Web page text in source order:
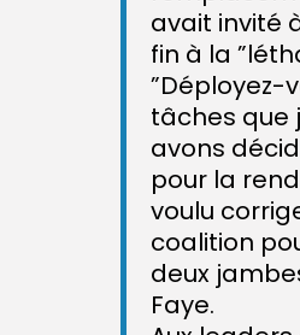
avait invité
fin à la
”Déployez-
tâches que
avons
pour la
voulu
coalition
deux
Faye.